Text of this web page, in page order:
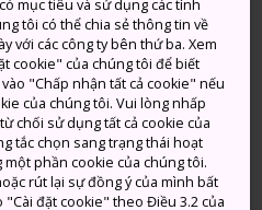
hoặc bay đến Sân bay
chỉ trong hơn một
mục tiêu và sử dụng các tính
tôi có thể chia sẻ thông tin về
với các công ty bên thứ ba. Xem
cookie" của chúng tôi để biết
"Chấp nhận tất cả cookie" nếu
của chúng tôi. Vui lòng nhấp
chối sử dụng tất cả cookie của
tắc chọn sang trạng thái hoạt
phần cookie của chúng tôi.
rút lại sự đồng ý của mình bất
"Cài đặt cookie" theo Điều 3.2 của